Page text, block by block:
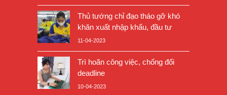
Thủ tướng chỉ đạo tháo gỡ khó
khăn xuất nhập khẩu, đầu tư
11-04-2023
Trì hoãn công việc, chống đối
deadline
10-04-2023